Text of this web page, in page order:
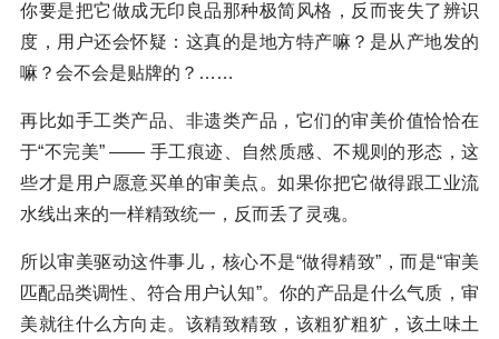
你要是把它做成无印良品那种极简风格，反而丧失了辨识
度，用户还会怀疑：这真的是地方特产嘛？是从产地发的
嘛？会不会是贴牌的？……
再比如手工类产品、非遗类产品，它们的审美价值恰恰在
于“不完美” —— 手工痕迹、自然质感、不规则的形态，这
些才是用户愿意买单的审美点。如果你把它做得跟工业流
水线出来的一样精致统一，反而丢了灵魂。
所以审美驱动这件事儿，核心不是“做得精致”，而是“审美
匹配品类调性、符合用户认知”。你的产品是什么气质，审
美就往什么方向走。该精致精致，该粗犷粗犷，该土味土